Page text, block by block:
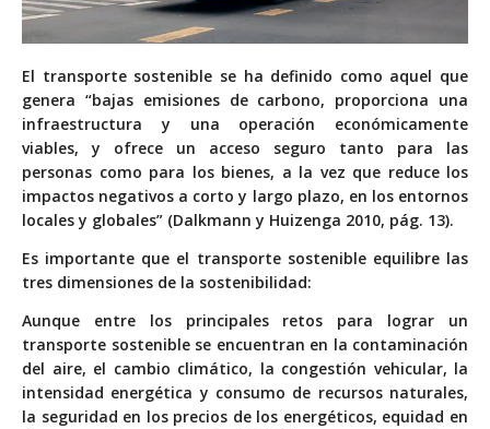
El transporte sostenible se ha definido como aquel que
genera “bajas emisiones de carbono, proporciona una
infraestructura y una operación económicamente
viables, y ofrece un acceso seguro tanto para las
personas como para los bienes, a la vez que reduce los
impactos negativos a corto y largo plazo, en los entornos
locales y globales” (Dalkmann y Huizenga 2010, pág. 13).
Es importante que el transporte sostenible equilibre las
tres dimensiones de la sostenibilidad:
Aunque entre los principales retos para lograr un
transporte sostenible se encuentran en la contaminación
del aire, el cambio climático, la congestión vehicular, la
intensidad energética y consumo de recursos naturales,
la seguridad en los precios de los energéticos, equidad en